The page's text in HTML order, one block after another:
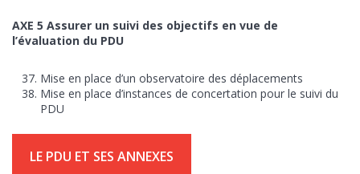
AXE 5 Assurer un suivi des objectifs en vue de
l’évaluation du PDU
Mise en place d’un observatoire des déplacements
Mise en place d’instances de concertation pour le suivi du
PDU
LE PDU ET SES ANNEXES